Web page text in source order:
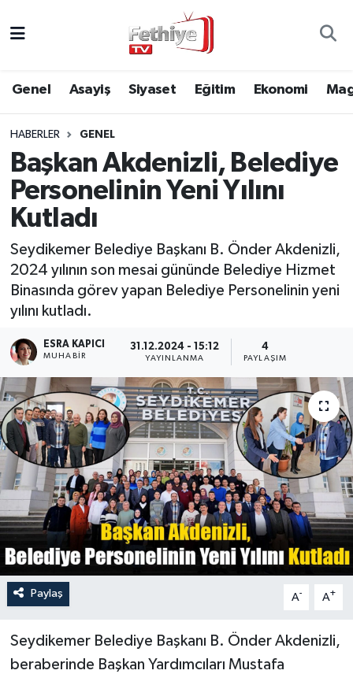
Genel Asayiş Siyaset Eğitim Ekonomi
HABERLER GENEL
Başkan Akdenizli, Belediye
Personelinin Yeni Yılını
Kutladı
Seydikemer Belediye Başkanı B. Önder Akdenizli,
2024 yılının son mesai gününde Belediye Hizmet
Binasında görev yapan Belediye Personelinin yeni
yılını kutladı.
ESRA KAPICI
MUHABİR
31.12.2024 - 15:12
YAYINLANMA
4
PAYLAŞIM
Paylaş A- A+
Seydikemer Belediye Başkanı B. Önder Akdenizli,
beraberinde Başkan Yardımcıları Mustafa
Asayiş
Eğitim
Ekonomi
Magazin
Spor
Turizm
Muğla Hava Durumu
Muğla Namaz Vakitleri
Muğla Trafik Yoğunluk Haritası
Süper Lig Puan Durumu ve Fikstür
Tüm Manşetler
Son Dakika Haberleri
Haber Arşivi